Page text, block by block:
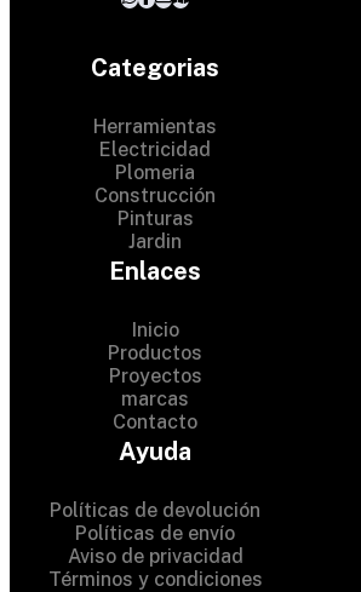
Categorias
Herramientas
Electricidad
Plomeria
Construcción
Pinturas
Jardin
Enlaces
Inicio
Productos
Proyectos
marcas
Contacto
Ayuda
Políticas de devolución
Políticas de envío
Aviso de privacidad
Términos y condiciones